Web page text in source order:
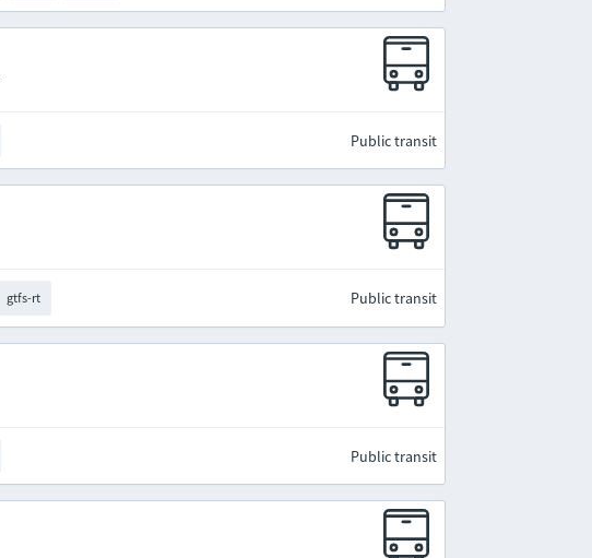
Public transit
gtfs-rt Public transit
Public transit